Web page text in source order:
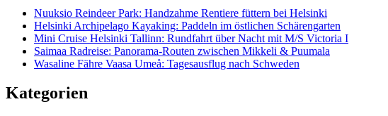
Nuuksio Reindeer Park: Handzahme Rentiere füttern bei Helsinki
Helsinki Archipelago Kayaking: Paddeln im östlichen Schärengarten
Mini Cruise Helsinki Tallinn: Rundfahrt über Nacht mit M/S Victoria I
Saimaa Radreise: Panorama-Routen zwischen Mikkeli & Puumala
Wasaline Fähre Vaasa Umeå: Tagesausflug nach Schweden
Kategorien